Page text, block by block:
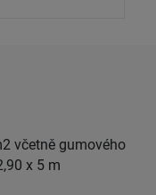
včetně gumového
x 5 m